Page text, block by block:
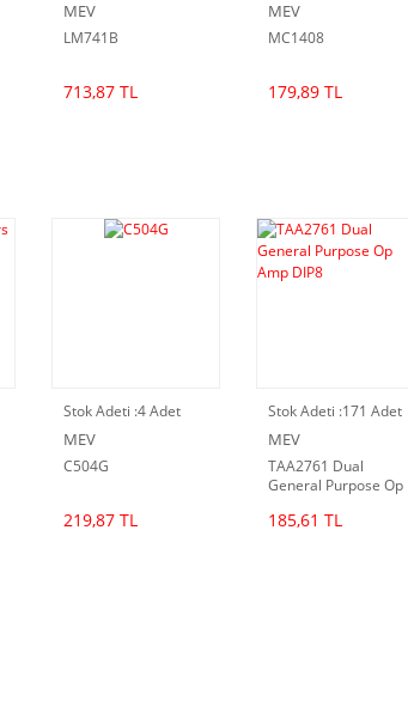
MEV
LM741B
713,87 TL
MEV
MC1408
179,89 TL
Stok Adeti :4 Adet
MEV
C504G
219,87 TL
Stok Adeti :171 Adet
MEV
TAA2761 Dual
General Purpose Op
185,61 TL